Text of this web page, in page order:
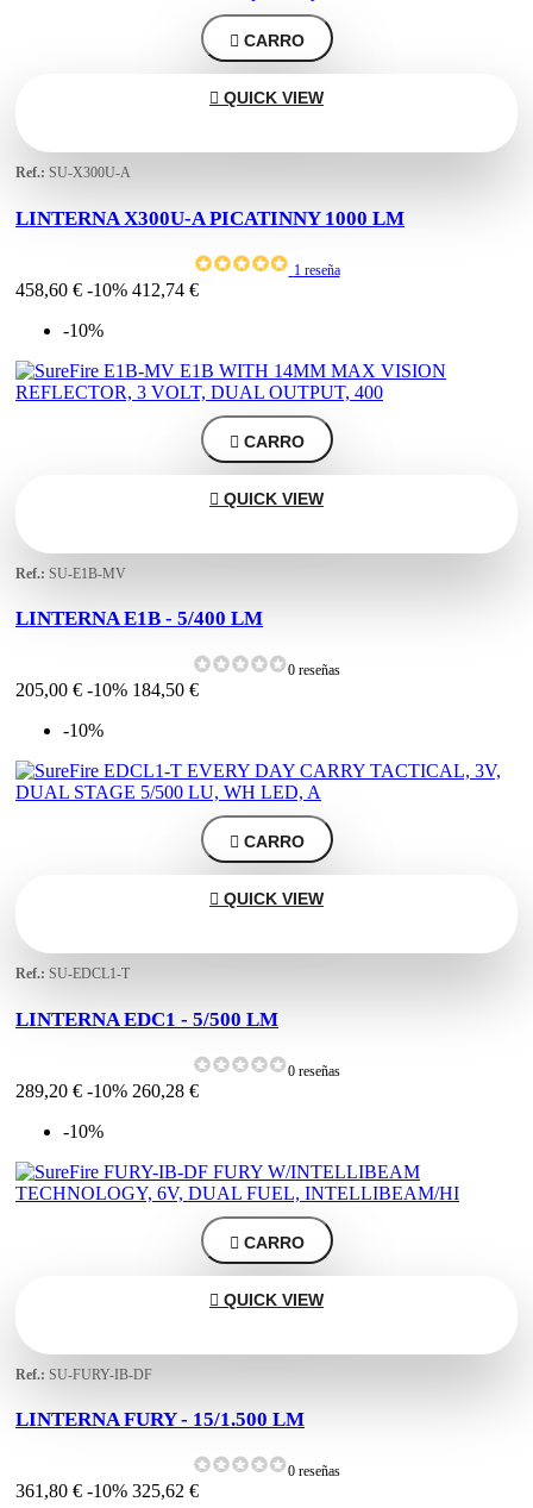
 CARRO
 QUICK VIEW
Ref.: SU-X300U-A
LINTERNA X300U-A PICATINNY 1000 LM
1 reseña
458,60 € -10% 412,74 €
-10%
 CARRO
 QUICK VIEW
Ref.: SU-E1B-MV
LINTERNA E1B - 5/400 LM
0 reseñas
205,00 € -10% 184,50 €
-10%
 CARRO
 QUICK VIEW
Ref.: SU-EDCL1-T
LINTERNA EDC1 - 5/500 LM
0 reseñas
289,20 € -10% 260,28 €
-10%
 CARRO
 QUICK VIEW
Ref.: SU-FURY-IB-DF
LINTERNA FURY - 15/1.500 LM
0 reseñas
361,80 € -10% 325,62 €